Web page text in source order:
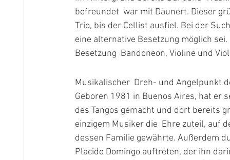
befreundet  war mit Däunert. Dieser
Trio, bis der Cellist ausfiel. Bei der
eine alternative Besetzung möglich
Besetzung  Bandoneon, Violine und
Musikalischer  Dreh- und Angelpunkt
Geboren 1981 in Buenos Aires, hat er
des Tangos gemacht und dort bereits
einzigem Musiker die  Ehre zuteil, auf
dessen Familie gewährte. Außerdem
Plácido Domingo auftreten, der ihn